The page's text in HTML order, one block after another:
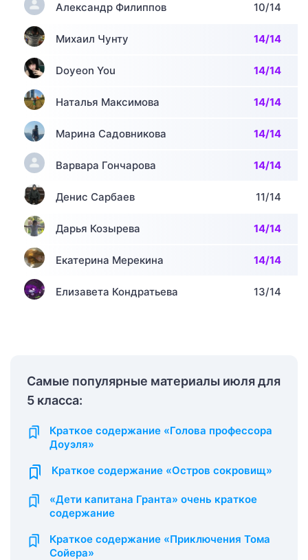
Александр Филиппов 10/14
Михаил Чунту 14/14
Doyeon You 14/14
Наталья Максимова 14/14
Марина Садовникова 14/14
Варвара Гончарова 14/14
Денис Сарбаев 11/14
Дарья Козырева 14/14
Екатерина Мерекина 14/14
Елизавета Кондратьева 13/14
Самые популярные материалы июля для
5 класса:
Краткое содержание «Голова профессора
Доуэля»
Краткое содержание «Остров сокровищ»
«Дети капитана Гранта» очень краткое
содержание
Краткое содержание «Приключения Тома
Сойера»